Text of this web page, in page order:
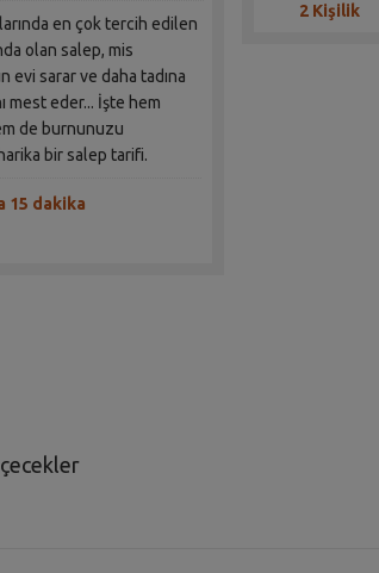
en çok tercih edilen
olan salep, mis
evi sarar ve daha tadına
mest eder... İşte hem
de burnunuzu
bir salep tarifi.
15 dakika
2 Kişilik